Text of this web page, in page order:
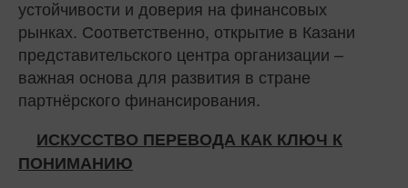
устойчивости и доверия на финансовых
рынках. Соответственно, открытие в Казани
представительского центра организации –
важная основа для развития в стране
партнёрского финансирования.
ИСКУССТВО ПЕРЕВОДА КАК КЛЮЧ К
ПОНИМАНИЮ